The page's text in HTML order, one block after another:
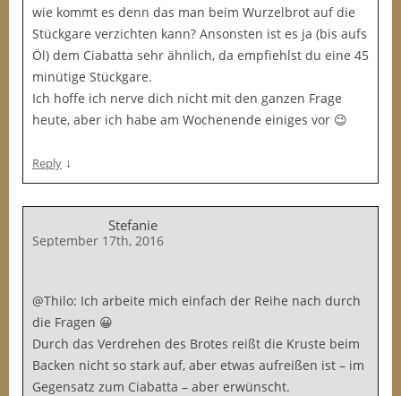
wie kommt es denn das man beim Wurzelbrot auf die
Stückgare verzichten kann? Ansonsten ist es ja (bis aufs
Öl) dem Ciabatta sehr ähnlich, da empfiehlst du eine 45
minütige Stückgare.
Ich hoffe ich nerve dich nicht mit den ganzen Frage
heute, aber ich habe am Wochenende einiges vor 😉
Reply ↓
Stefanie
September 17th, 2016
@Thilo: Ich arbeite mich einfach der Reihe nach durch
die Fragen 😀
Durch das Verdrehen des Brotes reißt die Kruste beim
Backen nicht so stark auf, aber etwas aufreißen ist – im
Gegensatz zum Ciabatta – aber erwünscht.